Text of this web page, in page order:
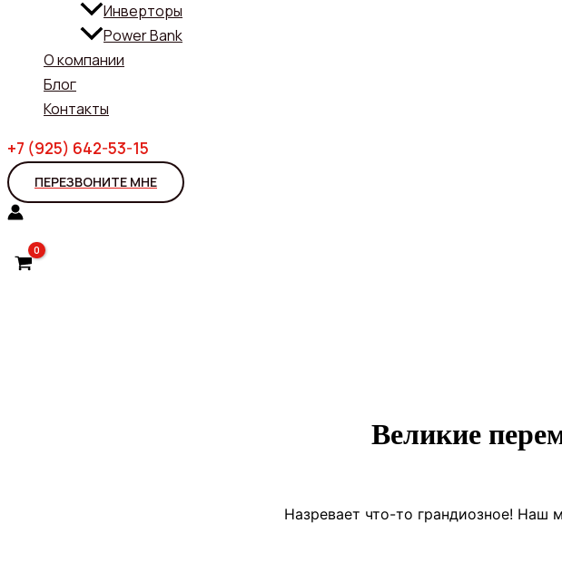
Инверторы
Power Bank
О компании
Блог
Контакты
+7 (925) 642-53-15
ПЕРЕЗВОНИТЕ МНЕ
Великие
Назревает что-то грандиозное! Наш